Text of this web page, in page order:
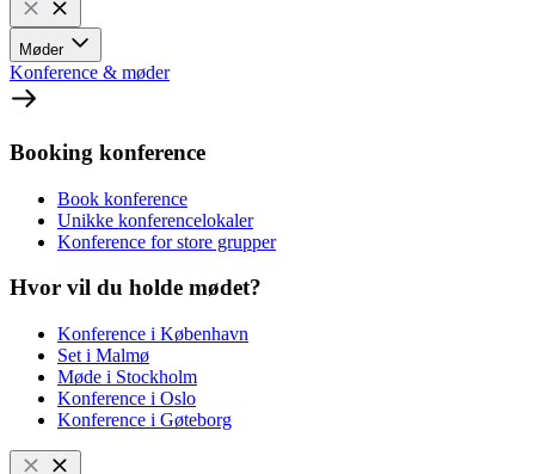
Møder
Konference & møder
Booking konference
Book konference
Unikke konferencelokaler
Konference for store grupper
Hvor vil du holde mødet?
Konference i København
Set i Malmø
Møde i Stockholm
Konference i Oslo
Konference i Gøteborg